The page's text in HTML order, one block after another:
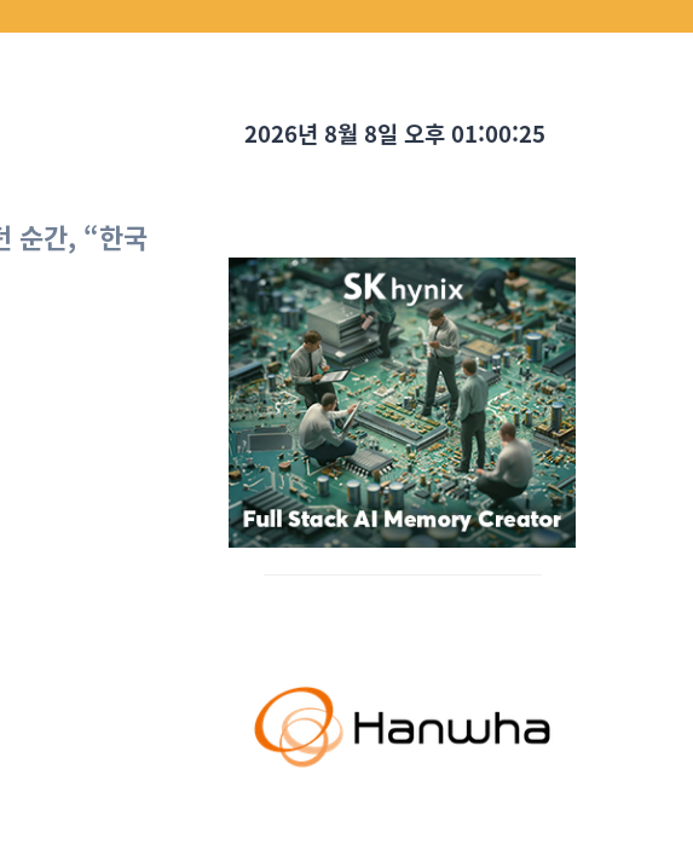
순간, “한국
2026년 8월 8일 오후 01:00:27